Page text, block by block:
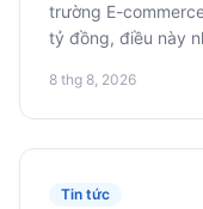
trường E-
tỷ đồng, điều này
phương đối với các
rộng sang châu Á.
8 thg 8, 2026
Tin tức